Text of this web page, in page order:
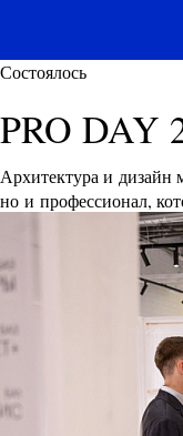
Состоялось
PRO DAY
Архитектура и дизайн
но и профессионал,